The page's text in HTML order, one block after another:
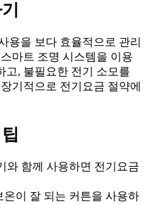
용을 보다 효율적으로 관리
마트 조명 시스템을 이용
고, 불필요한 전기 소모를
기적으로 전기요금 절약에
와 함께 사용하면 전기요금
온이 잘 되는 커튼을 사용하